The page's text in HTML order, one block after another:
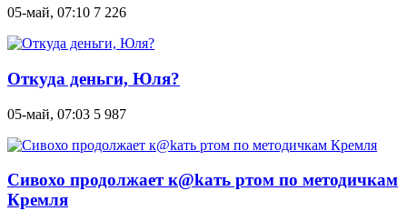
05-май, 07:10 7 226
Откуда деньги, Юля?
05-май, 07:03 5 987
Сивохо продолжает к@kать ртом по методичкам
Кремля